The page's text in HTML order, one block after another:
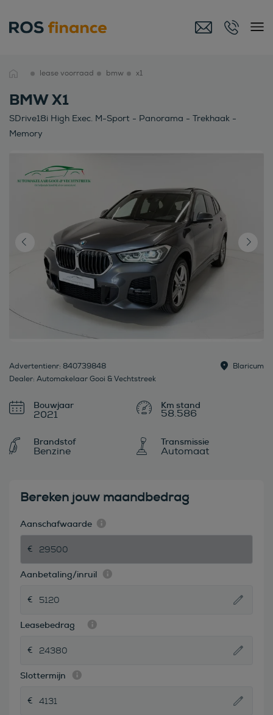
lease voorraad bmw x1
BMW X1
SDrive18i High Exec. M-Sport - Panorama - Trekhaak -
Memory
Advertentienr: 840739848
Dealer: Automakelaar Gooi & Vechtstreek
Blaricum
Bouwjaar
2021 58.586
Brandstof
Benzine
Transmissie
Automaat
Bereken jouw maandbedrag
Aanschafwaarde
Aanbetaling/inruil
Leasebedrag
Slottermijn